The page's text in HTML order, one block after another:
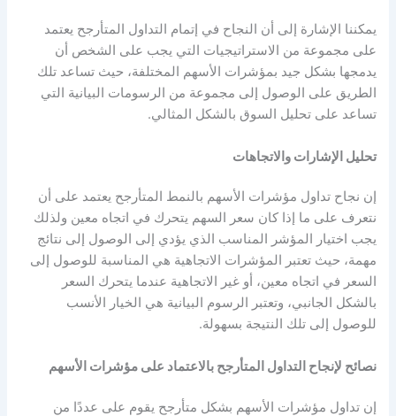
يمكننا الإشارة إلى أن النجاح في إتمام التداول المتأرجح يعتمد
على مجموعة من الاستراتيجيات التي يجب على الشخص أن
يدمجها بشكل جيد بمؤشرات الأسهمالمختلفة، حيث تساعد تلك
الطريق على الوصول إلى مجموعة من الرسومات البيانية التي
تساعد على تحليل السوق بالشكل المثالي.
تحليل الإشارات والاتجاهات
إن نجاح تداول مؤشرات الأسهمبالنمط المتأرجح يعتمد على أن
نتعرف على ما إذا كان سعر السهم يتحرك في اتجاه معين ولذلك
يجب اختيار المؤشر المناسب الذي يؤدي إلى الوصول إلى نتائج
مهمة، حيث تعتبر المؤشرات الاتجاهية هي المناسبة للوصول إلى
السعر في اتجاه معين، أو غير الاتجاهية عندما يتحرك السعر
بالشكل الجانبي، وتعتبر الرسوم البيانية هي الخيار الأنسب
للوصول إلى تلك النتيجة بسهولة.
نصائح لإنجاح التداول المتأرجح بالاعتماد علىمؤشرات الأسهم
إن تداول مؤشرات الأسهمبشكل متأرجح يقوم على عددًا من